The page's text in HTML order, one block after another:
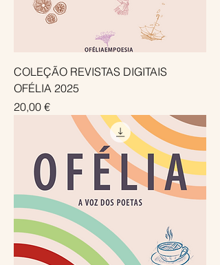
COLEÇÃO REVISTAS DIGITAIS
OFÉLIA 2025
Preço
20,00 €